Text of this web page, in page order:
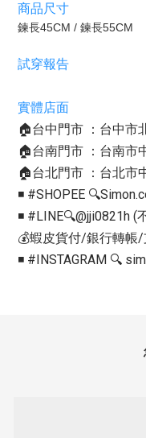
商品尺寸
鍊長45CM / 鍊長55CM
試穿報告
實體店面
🏠台中門市 ：台中市
🏠台南門市 ：台南市
🏠台北門市 ：台北市
◾️ #SHOPEE
◾️ #LINE🔍@jji0821h
💰蝦皮貨付/銀行轉帳
◾️ #INSTAGRAM 🔍